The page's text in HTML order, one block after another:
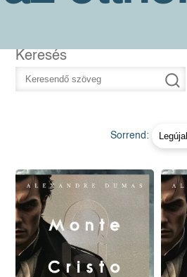
Keresés
Sorrend: